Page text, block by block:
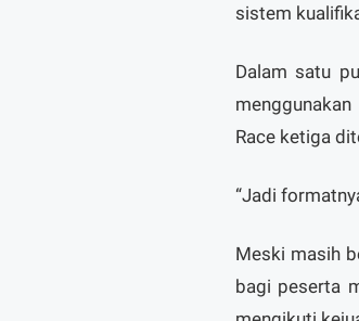
sistem
Dalam satu
Race ketiga
“Jadi
Meski masih
bagi peserta